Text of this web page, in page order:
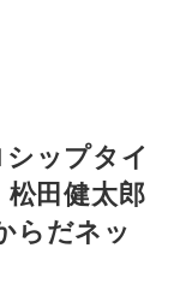
ップタイ
田健太郎
らだネッ